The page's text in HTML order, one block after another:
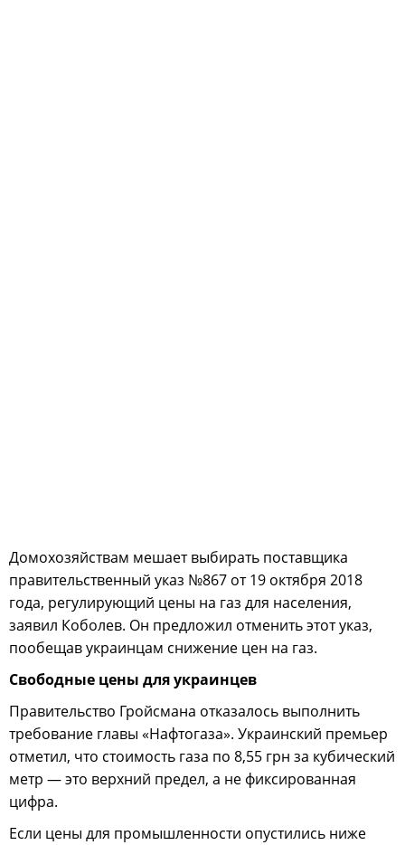
Домохозяйствам мешает выбирать поставщика
правительственный указ №867 от 19 октября 2018
года, регулирующий цены на газ для населения,
заявил Коболев. Он предложил отменить этот указ,
пообещав украинцам снижение цен на газ.
Свободные цены для украинцев
Правительство Гройсмана отказалось выполнить
требование главы «Нафтогаза». Украинский премьер
отметил, что стоимость газа по 8,55 грн за кубический
метр — это верхний предел, а не фиксированная
цифра.
Если цены для промышленности опустились ниже